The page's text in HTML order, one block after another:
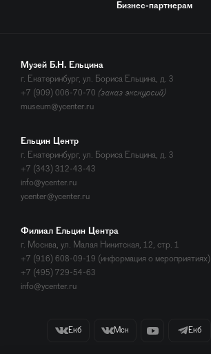
Бизнес-партнерам
Музей Б.Н. Ельцина
г. Екатеринбург, ул. Бориса Ельцина, д. 3
+7 (909) 006-70-70 (заказ экскурсий)
museum@ycenter.ru
Ельцин Центр
г. Екатеринбург, ул. Бориса Ельцина, д. 3
+7 (343) 312-43-43
info@ycenter.ru
ycenter@ycenter.ru
Филиал Ельцин Центра
г. Москва, ул. Малая Никитская, 12, стр. 1
+7 (916) 608-09-19 (информация о мероприятиях)
+7 (495) 729-54-63
info@ycenter.ru
Екб Мск Екб